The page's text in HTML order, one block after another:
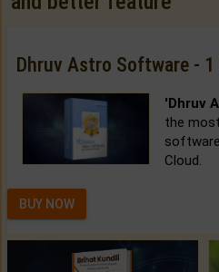
Dhruv Astro Software - 1
'Dhruv
the
Cloud.
BUY NOW